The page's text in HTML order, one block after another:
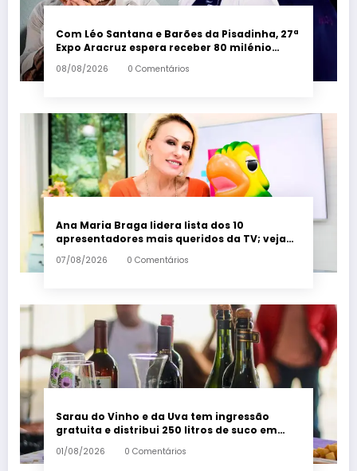
Com Léo Santana e Barões da Pisadinha, 27ª
Expo Aracruz espera receber 80 milénio
visitantes por dia – Em Dia ES
08/08/2026 0 Comentários
Ana Maria Braga lidera lista dos 10
apresentadores mais queridos da TV; veja
ranking – Em Dia ES
07/08/2026 0 Comentários
Sarau do Vinho e da Uva tem ingressão
gratuita e distribui 250 litros de suco em
Santa Teresa – Em Dia ES
01/08/2026 0 Comentários